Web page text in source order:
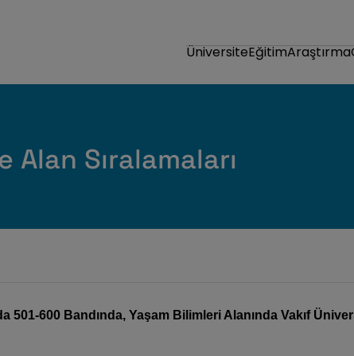
ÜniversiteEğitimAraştırma
Sıralamaları
600 Bandında, Yaşam Bilimleri Alanında Vakıf